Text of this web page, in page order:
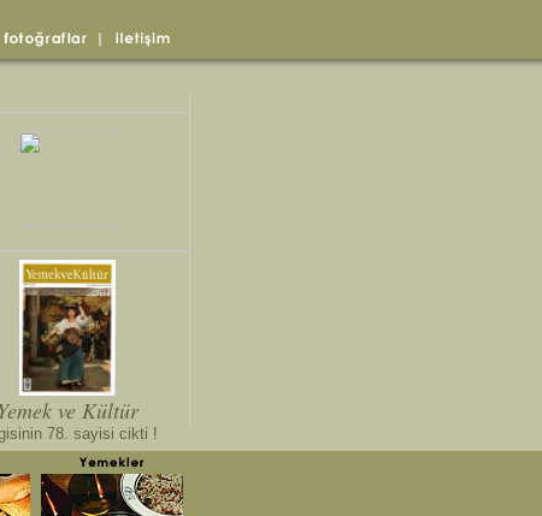
Yemek ve Kültür
78. sayisi cikti !